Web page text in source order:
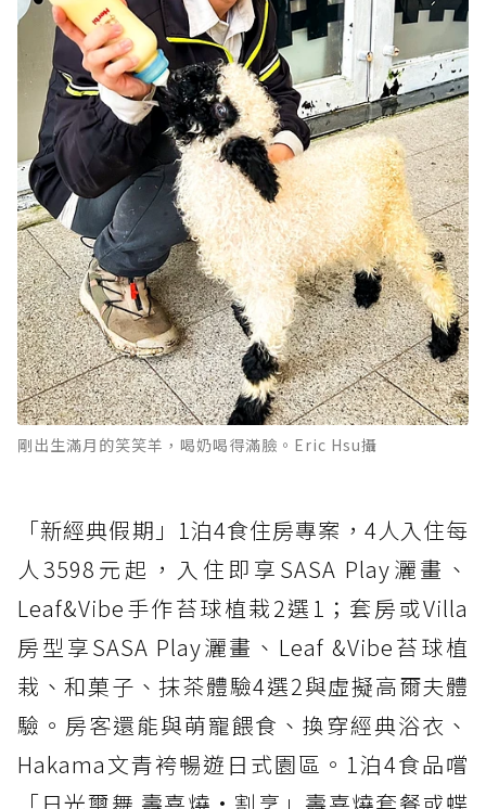
剛出生滿月的笑笑羊，喝奶喝得滿臉。Eric Hsu攝
「新經典假期」1泊4食住房專案，4人入住每
人3598元起，入住即享SASA Play灑畫、
Leaf&Vibe手作苔球植栽2選1；套房或Villa
房型享SASA Play灑畫、Leaf &Vibe苔球植
栽、和菓子、抹茶體驗4選2與虛擬高爾夫體
驗。房客還能與萌寵餵食、換穿經典浴衣、
Hakama文青袴暢遊日式園區。1泊4食品嚐